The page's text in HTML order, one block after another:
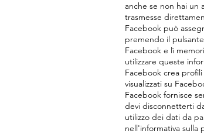
anche se non hai un
trasmesse
Facebook può
premendo il
Facebook e lì
utilizzare queste
Facebook crea
visualizzati su
Facebook fornisce
devi disconnetterti
utilizzo dei dati da
nell'informativa